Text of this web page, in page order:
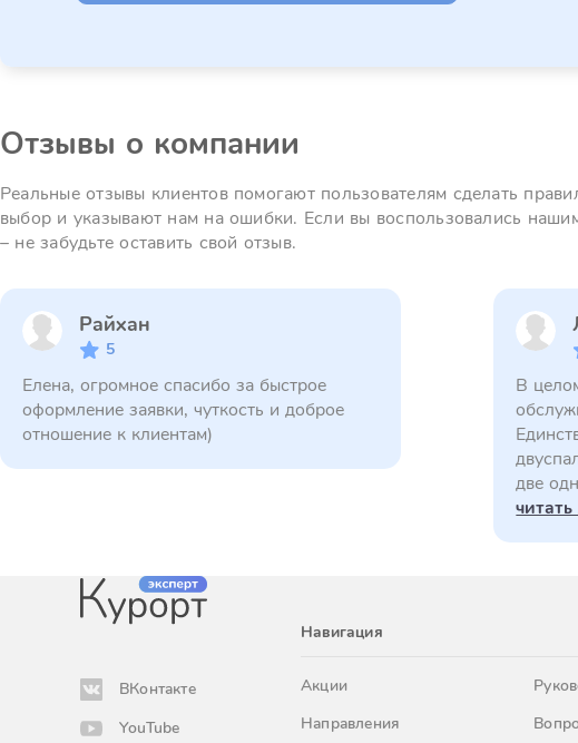
Отзывы о компании
Реальные отзывы клиентов помогают пользователям сделать
выбор и указывают нам на ошибки. Если вы воспользовались
– не забудьте оставить свой отзыв.
Райхан
5
Елена, огромное спасибо за быстрое
оформление заявки, чуткость и доброе
отношение к клиентам)
В
две
ВКонтакте
YouTube
Навигация
Акции
Направления